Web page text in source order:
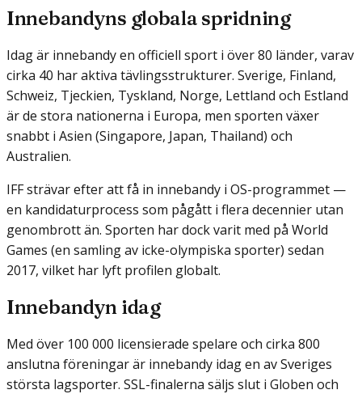
Innebandyns globala spridning
Idag är innebandy en officiell sport i över 80 länder, varav
cirka 40 har aktiva tävlingsstrukturer. Sverige, Finland,
Schweiz, Tjeckien, Tyskland, Norge, Lettland och Estland
är de stora nationerna i Europa, men sporten växer
snabbt i Asien (Singapore, Japan, Thailand) och
Australien.
IFF strävar efter att få in innebandy i OS-programmet —
en kandidaturprocess som pågått i flera decennier utan
genombrott än. Sporten har dock varit med på World
Games (en samling av icke-olympiska sporter) sedan
2017, vilket har lyft profilen globalt.
Innebandyn idag
Med över 100 000 licensierade spelare och cirka 800
anslutna föreningar är innebandy idag en av Sveriges
största lagsporter. SSL-finalerna säljs slut i Globen och